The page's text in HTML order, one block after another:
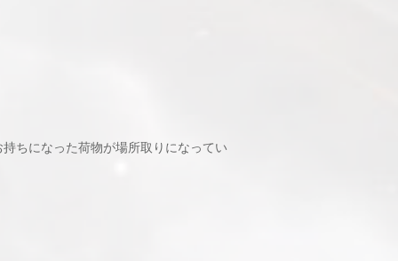
ちになった荷物が場所取りになってい